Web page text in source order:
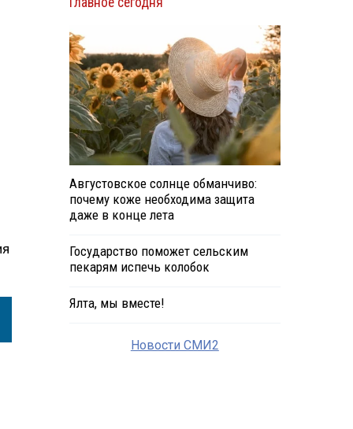
Августовское солнце обманчиво:
почему коже необходима защита
даже в конце лета
Государство поможет сельским
пекарям испечь колобок
Ялта, мы вместе!
Новости СМИ2